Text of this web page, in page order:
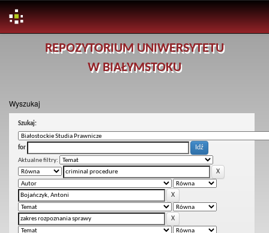
REPOZYTORIUM UNIWERSYTETU
W BIAŁYMSTOKU
Wyszukaj
Szukaj:
for
Aktualne filtry: